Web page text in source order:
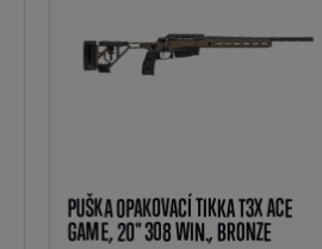
PUŠKA OPAKOVACÍ TIKKA T3X ACE
GAME, 20" 308 WIN., BRONZE